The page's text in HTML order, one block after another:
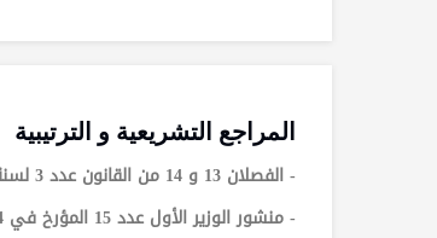
المراجع التشريعية و الترتيبية
- الفصلان 13 و 14 من القانون عدد 3 لسنة 1957 المؤرخ في 1 أوت 1957 المتعلق بتنظيم الحالة المدنية كما تم إتمامه و تنقيحه بالنصوص اللاحقة .
- منشور الوزير الأول عدد 15 المؤرخ في 14 فيفري 1989 المتعلق بتبسيط الإجراءات في خصوص وثائق الحالة المدنية